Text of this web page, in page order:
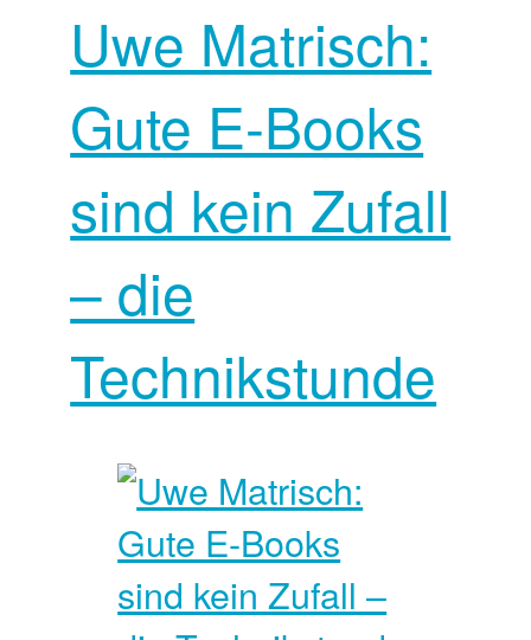
Uwe Matrisch:
Gute E-Books
sind kein Zufall
– die
Technikstunde